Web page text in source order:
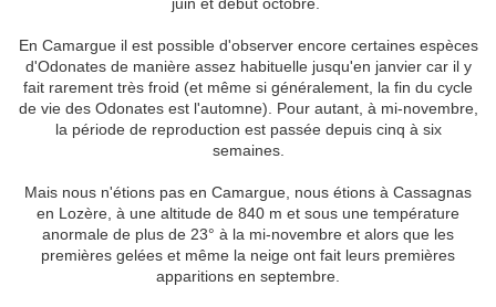
En Camargue il est possible d'observer encore certaines espèces
d'Odonates de manière assez habituelle jusqu'en janvier car il y
fait rarement très froid (et même si généralement, la fin du cycle
de vie des Odonates est l'automne). Pour autant, à mi-novembre,
la période de reproduction est passée depuis cinq à six
semaines.
Mais nous n'étions pas en Camargue, nous étions à Cassagnas
en Lozère, à une altitude de 840 m et sous une température
anormale de plus de 23° à la mi-novembre et alors que les
premières gelées et même la neige ont fait leurs premières
apparitions en septembre.